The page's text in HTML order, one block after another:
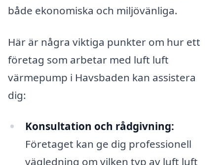
både ekonomiska och miljövänliga.
Här är några viktiga punkter om hur ett
företag som arbetar med luft luft
värmepump i Havsbaden kan assistera
dig:
Konsultation och rådgivning:
Företaget kan ge dig professionell
vägledning om vilken typ av luft luft